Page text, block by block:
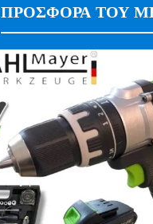
ΠΡΟΣΦΟΡΑ ΤΟΥ